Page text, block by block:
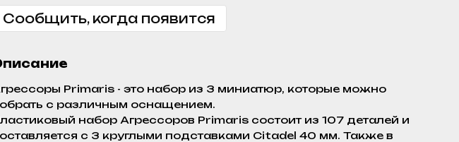
Сообщить, когда появится
Primaris - это набор из 3 миниатюр, которые можно
с различным оснащением.
набор Агрессоров Primaris состоит из 107 деталей и
с 3 круглыми подставками Citadel 40 мм. Также в